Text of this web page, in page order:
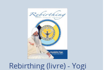
Rebirthing (livre) - Yogi